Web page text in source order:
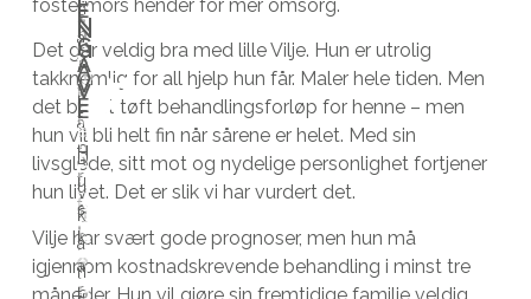
fostermors hender for mer omsorg.
Det går veldig bra med lille Vilje. Hun er utrolig
takknemlig for all hjelp hun får. Maler hele tiden. Men
det blir et tøft behandlingsforløp for henne – men
hun vil bli helt fin når sårene er helet. Med sin
livsglede, sitt mot og nydelige personlighet fortjener
hun livet. Det er slik vi har vurdert det.
Vilje har svært gode prognoser, men hun må
igjennom kostnadskrevende behandling i minst tre
h
a
r
k
a
t
t
e
r
s
o
s
i
n
e
n
a
t
u
r
l
L
A
N
G
T
I
D
j
e
m
m
e
t
t
i
l
d
e
h
o
v
f
o
r
f
l
e
r
ø
t
t
e
v
i
l
h
j
e
l
v
e
r
e
r
d
u
m
e
d
E
N
G
A
V
E
D
u
k
a
n
N
G
A
V
E
H
u
s
k
a
t